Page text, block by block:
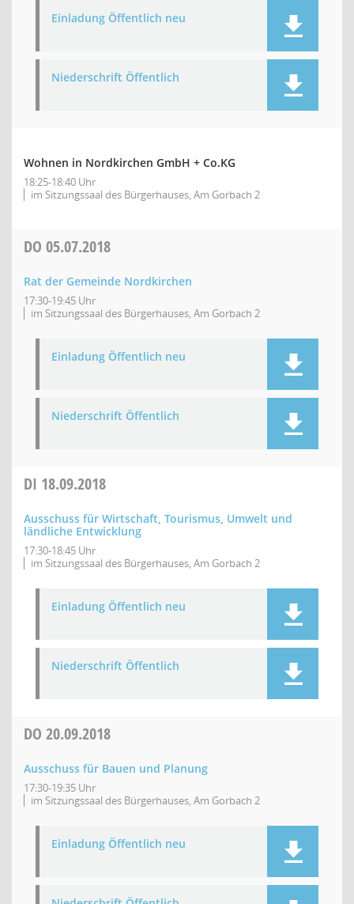
Einladung Öffentlich neu
Niederschrift Öffentlich
Wohnen in Nordkirchen GmbH + Co.KG
18:25-18:40 Uhr
im Sitzungssaal des Bürgerhauses, Am Gorbach 2
DO 05.07.2018
Rat der Gemeinde Nordkirchen
17:30-19:45 Uhr
im Sitzungssaal des Bürgerhauses, Am Gorbach 2
Einladung Öffentlich neu
Niederschrift Öffentlich
DI 18.09.2018
Ausschuss für Wirtschaft, Tourismus, Umwelt und
ländliche Entwicklung
17:30-18:45 Uhr
im Sitzungssaal des Bürgerhauses, Am Gorbach 2
Einladung Öffentlich neu
Niederschrift Öffentlich
DO 20.09.2018
Ausschuss für Bauen und Planung
17:30-19:35 Uhr
im Sitzungssaal des Bürgerhauses, Am Gorbach 2
Einladung Öffentlich neu